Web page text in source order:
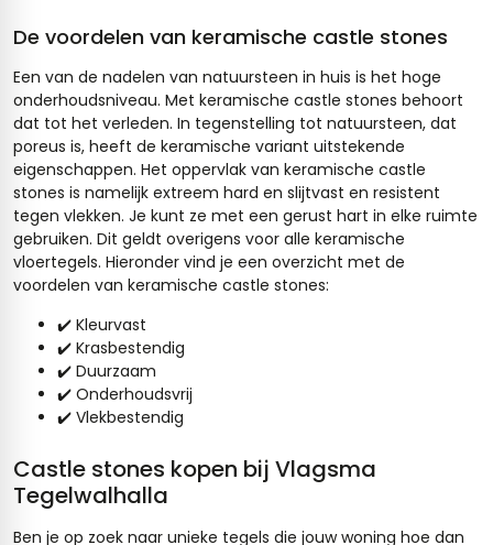
De voordelen van keramische castle stones
Een van de nadelen van natuursteen in huis is het hoge
onderhoudsniveau. Met keramische castle stones behoort
dat tot het verleden. In tegenstelling tot natuursteen, dat
poreus is, heeft de keramische variant uitstekende
eigenschappen. Het oppervlak van keramische castle
stones is namelijk extreem hard en slijtvast en resistent
tegen vlekken. Je kunt ze met een gerust hart in elke ruimte
gebruiken. Dit geldt overigens voor alle keramische
vloertegels. Hieronder vind je een overzicht met de
voordelen van keramische castle stones:
✔️ Kleurvast
✔️ Krasbestendig
✔️ Duurzaam
✔️ Onderhoudsvrij
✔️ Vlekbestendig
Castle stones kopen bij Vlagsma
Tegelwalhalla
Ben je op zoek naar unieke tegels die jouw woning hoe dan